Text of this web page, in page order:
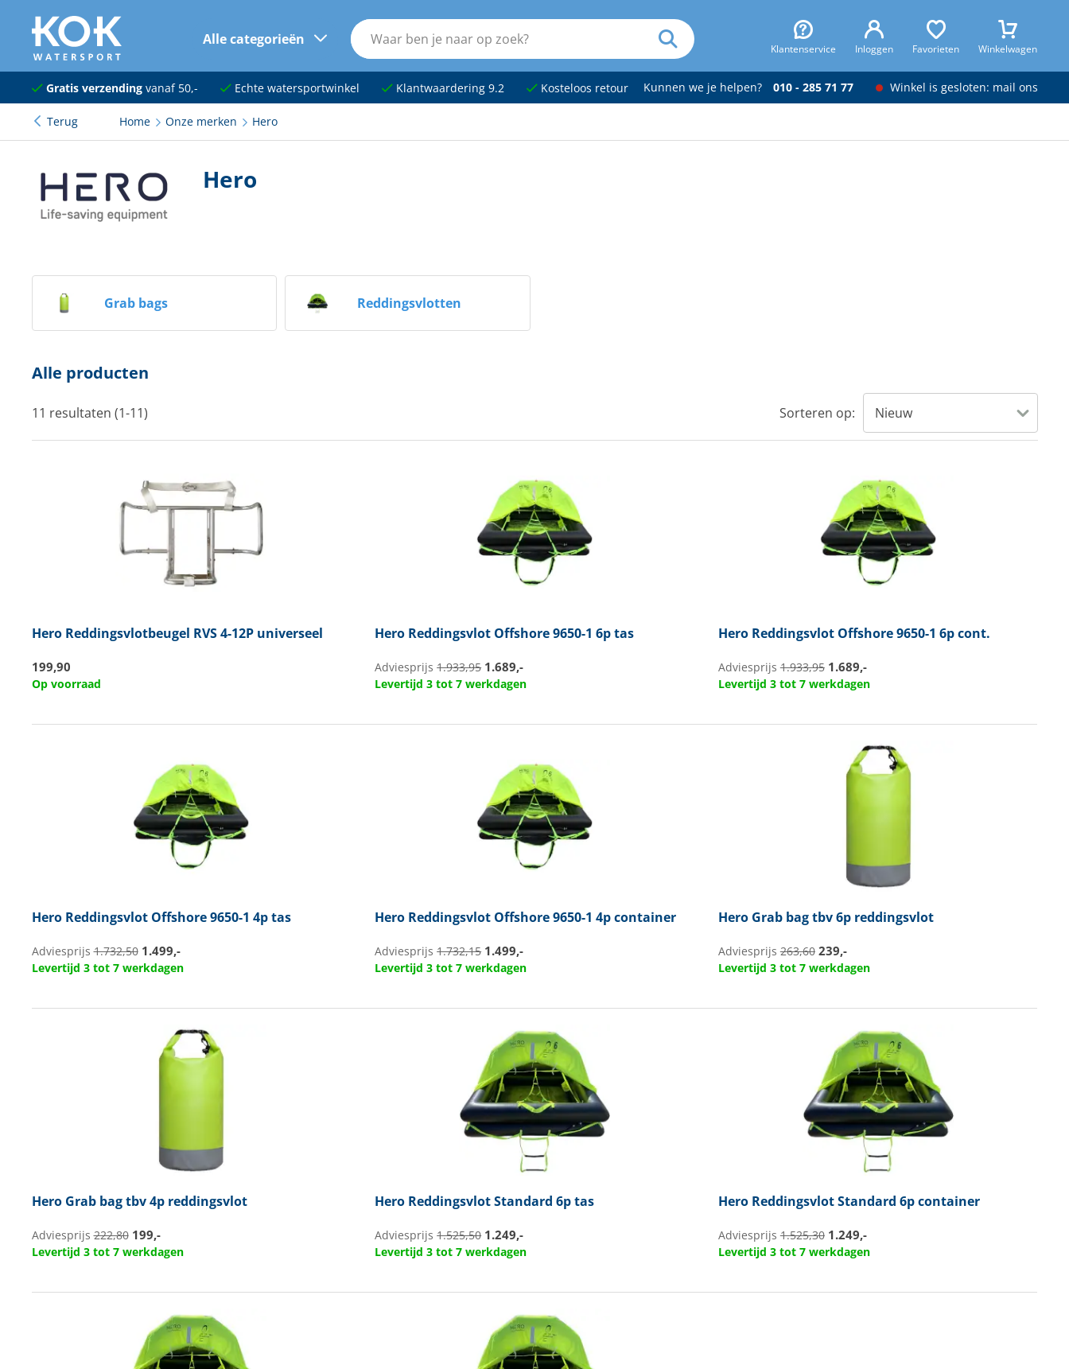
naar hoofdinhoud
Alle categorieën
Klantenservice Inloggen Favorieten Winkelwagen
Navigatie
Dekuitrusting
Onderhoud en verf
Sanitair
Techniek en motor
Tuigage en dekbeslag
Veiligheid
Boten, toebehoren en fun
Meubels en lifestyle
Gratis verzendingvanaf 50,- Echte watersportwinkel Klantwaardering 9.2 Kosteloos retour Kunnen we je helpen? 010 - 285 71 77 Winkel is gesloten: mail ons
Terug Home Onze merken Hero
Hero
Grab bags Reddingsvlotten
Alle producten
11 resultaten (1-11) Sorteren op:
HeroReddingsvlotbeugel RVS 4-12P universeel
199,90
Op voorraad
Hero Reddingsvlot Offshore 9650-1 6p tas
Adviesprijs1.933,95 1.689,-
Levertijd 3 tot 7 werkdagen
HeroReddingsvlot Offshore 9650-1 6p cont.
Adviesprijs1.933,95 1.689,-
Levertijd 3 tot 7 werkdagen
HeroReddingsvlot Offshore 9650-1 4p tas
Adviesprijs1.732,50 1.499,-
Levertijd 3 tot 7 werkdagen
Hero Reddingsvlot Offshore 9650-1 4p container
Adviesprijs1.732,15 1.499,-
Levertijd 3 tot 7 werkdagen
HeroGrab bag tbv 6p reddingsvlot
Adviesprijs263,60 239,-
Levertijd 3 tot 7 werkdagen
HeroGrab bag tbv 4p reddingsvlot
Adviesprijs222,80 199,-
Levertijd 3 tot 7 werkdagen
Hero Reddingsvlot Standard 6p tas
Adviesprijs1.525,50 1.249,-
Levertijd 3 tot 7 werkdagen
HeroReddingsvlot Standard 6p container
Adviesprijs1.525,30 1.249,-
Levertijd 3 tot 7 werkdagen